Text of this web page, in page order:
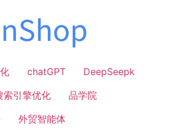
chatGPT
DeepSeepk
索引擎优化
品学院
外贸智能体